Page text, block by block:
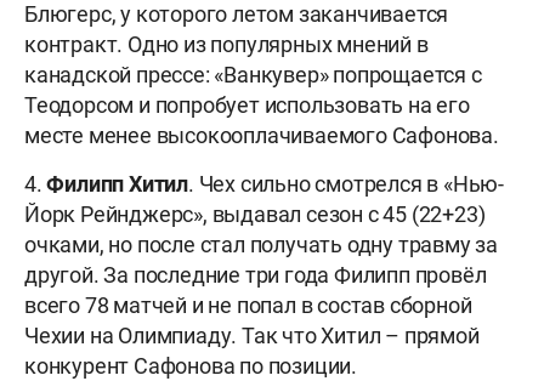
Блюгерс, у которого летом заканчивается
контракт. Одно из популярных мнений в
канадской прессе: «Ванкувер» попрощается с
Теодорсом и попробует использовать на его
месте менее высокооплачиваемого Сафонова.
4.Филипп Хитил. Чех сильно смотрелся в «Нью-
Йорк Рейнджерс», выдавал сезон с 45 (22+23)
очками, но после стал получать одну травму за
другой. За последние три года Филипп провёл
всего 78 матчей и не попал в состав сборной
Чехии на Олимпиаду. Так что Хитил – прямой
конкурент Сафонова по позиции.